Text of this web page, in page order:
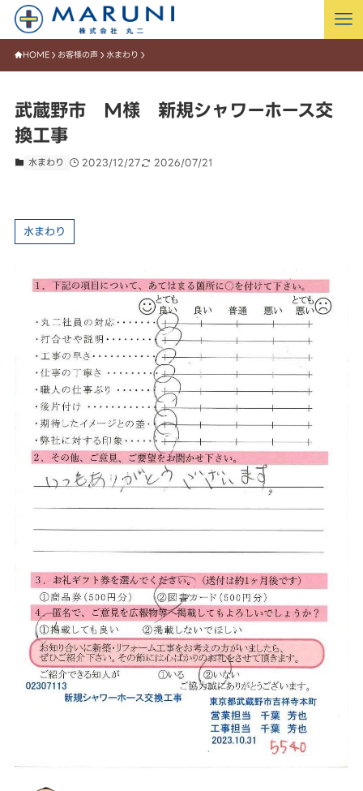
HOME お客様の声 水まわり
武蔵野市 M様 新規シャワーホース交
換工事
水まわり 2023/12/27 2026/07/21
水まわり